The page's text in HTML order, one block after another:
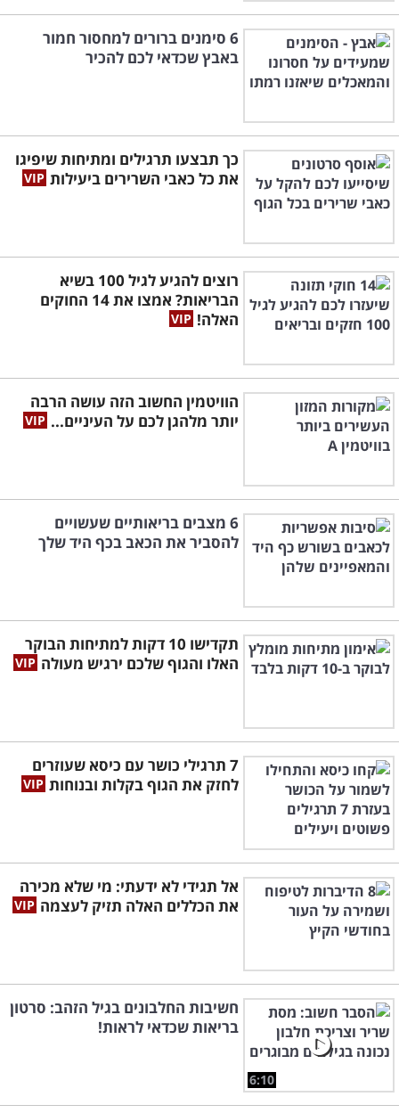
6 סימנים ברורים למחסור חמור
באבץ שכדאי לכם להכיר
כך תבצעו תרגילים ומתיחות שיפיגו
את כל כאבי השרירים ביעילות
רוצים להגיע לגיל 100 בשיא
הבריאות? אמצו את 14 החוקים
האלה!
הוויטמין החשוב הזה עושה הרבה
יותר מלהגן לכם על העיניים...
6 מצבים בריאותיים שעשויים
להסביר את הכאב בכף היד שלך
תקדישו 10 דקות למתיחות הבוקר
האלו והגוף שלכם ירגיש מעולה
7 תרגילי כושר עם כיסא שעוזרים
לחזק את הגוף בקלות ובנוחות
אל תגידי לא ידעתי: מי שלא מכירה
את הכללים האלה תזיק לעצמה
6:10
חשיבות החלבונים בגיל הזהב: סרטון
בריאות שכדאי לראות!